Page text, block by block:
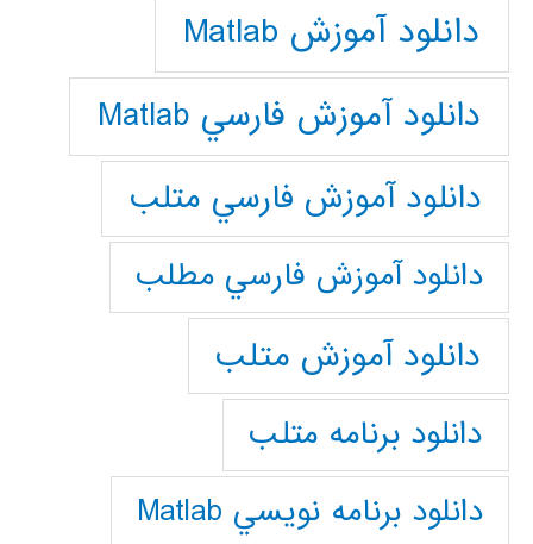
دانلود آموزش Matlab
دانلود آموزش فارسي Matlab
دانلود آموزش فارسي متلب
دانلود آموزش فارسي مطلب
دانلود آموزش متلب
دانلود برنامه متلب
دانلود برنامه نويسي Matlab